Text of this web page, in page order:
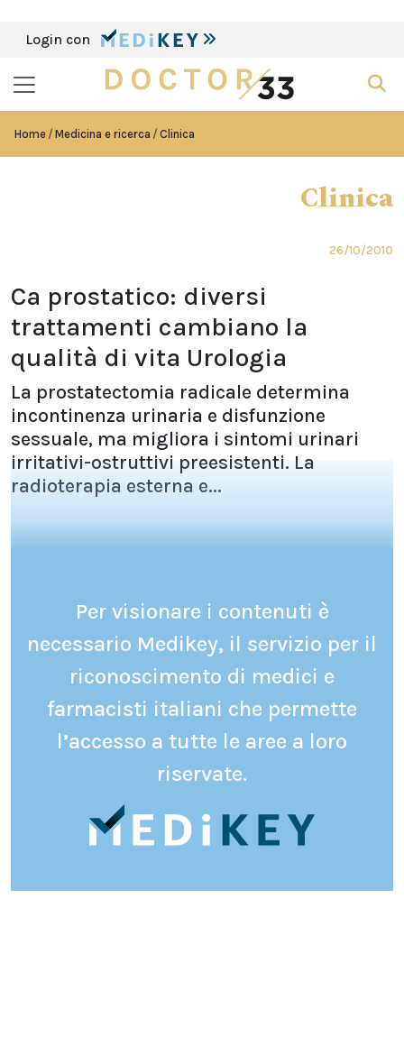
Login con
Home Medicina e ricerca Clinica
Clinica
26/10/2010
Ca prostatico: diversi
trattamenti cambiano la
qualità di vita Urologia
La prostatectomia radicale determina
incontinenza urinaria e disfunzione
sessuale, ma migliora i sintomi urinari
irritativi-ostruttivi preesistenti. La
radioterapia esterna e...
Per visionare i contenuti è
necessario Medikey, il servizio per il
riconoscimento di medici e
farmacisti italiani che permette
l’accesso a tutte le aree a loro
riservate.